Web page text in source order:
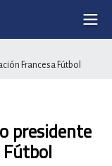
Francesa Fútbol
presidente
Fútbol